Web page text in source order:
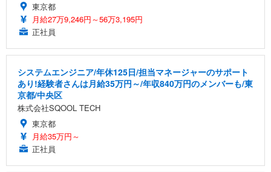
東京都
月給27万9,246円～56万3,195円
正社員
システムエンジニア/年休125日/担当マネージャーのサポート
あり!経験者さんは月給35万円～/年収840万円のメンバーも/東
京都/中央区
株式会社SQOOL TECH
東京都
月給35万円～
正社員